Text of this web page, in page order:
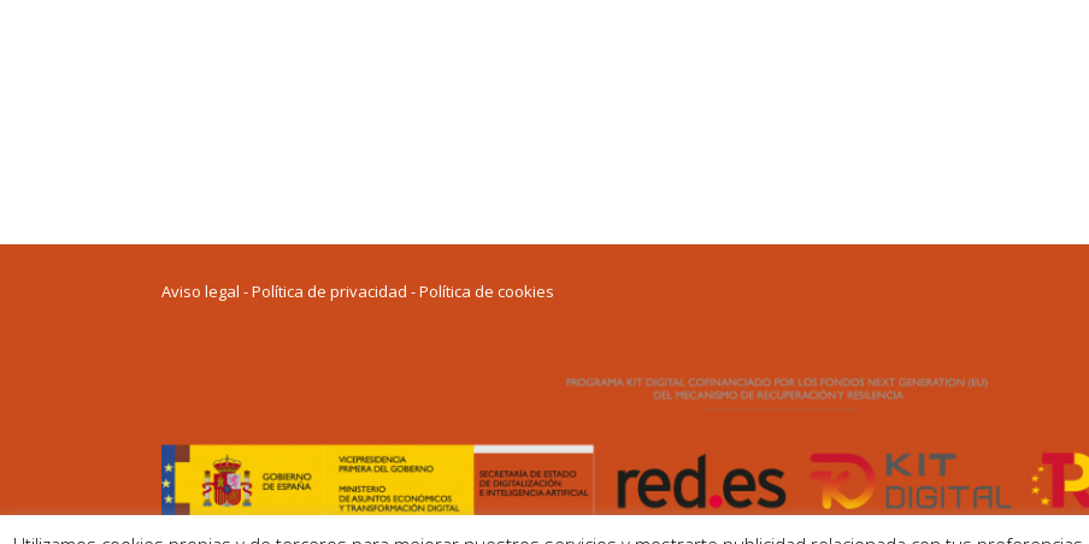
Aviso legal -Política de privacidad -Política de cookies